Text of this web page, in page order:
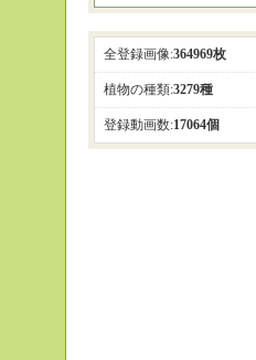
全登録画像:364969枚
植物の種類:3279種
登録動画数:17064個